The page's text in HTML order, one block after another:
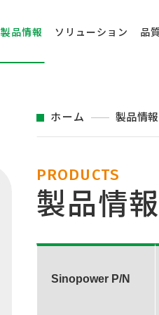
製品情報 ソリューション 品
ホーム 製品情報
PRODUCTS
製品情報
Sinopower P/N